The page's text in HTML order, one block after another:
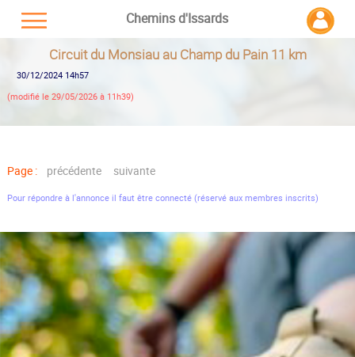
Chemins d'Issards
Circuit du Monsiau au Champ du Pain 11 km
30/12/2024 14h57
(modifié le 29/05/2026 à 11h39)
Page : précédente suivante
Pour répondre à l'annonce il faut être connecté (réservé aux membres inscrits)